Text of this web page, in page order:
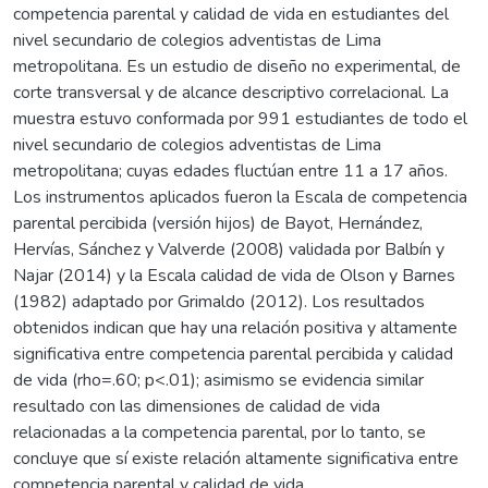
competencia parental y calidad de vida en estudiantes del
nivel secundario de colegios adventistas de Lima
metropolitana. Es un estudio de diseño no experimental, de
corte transversal y de alcance descriptivo correlacional. La
muestra estuvo conformada por 991 estudiantes de todo el
nivel secundario de colegios adventistas de Lima
metropolitana; cuyas edades fluctúan entre 11 a 17 años.
Los instrumentos aplicados fueron la Escala de competencia
parental percibida (versión hijos) de Bayot, Hernández,
Hervías, Sánchez y Valverde (2008) validada por Balbín y
Najar (2014) y la Escala calidad de vida de Olson y Barnes
(1982) adaptado por Grimaldo (2012). Los resultados
obtenidos indican que hay una relación positiva y altamente
significativa entre competencia parental percibida y calidad
de vida (rho=.60; p<.01); asimismo se evidencia similar
resultado con las dimensiones de calidad de vida
relacionadas a la competencia parental, por lo tanto, se
concluye que sí existe relación altamente significativa entre